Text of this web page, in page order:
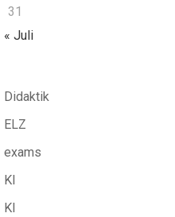
31
« Juli
Didaktik
ELZ
exams
KI
KI